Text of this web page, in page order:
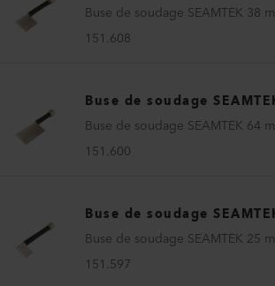
Buse de soudage SEAMTEK 38
151.608
Buse de soudage
Buse de soudage SEAMTEK 64
151.600
Buse de soudage
Buse de soudage SEAMTEK 25
151.597